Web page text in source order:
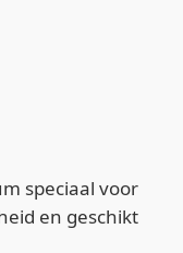
speciaal voor
en geschikt